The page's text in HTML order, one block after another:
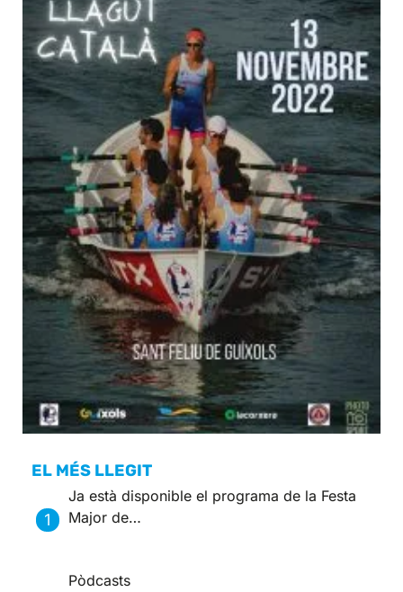
EL MÉS LLEGIT
Ja està disponible el programa de la Festa
Major de…
Pòdcasts